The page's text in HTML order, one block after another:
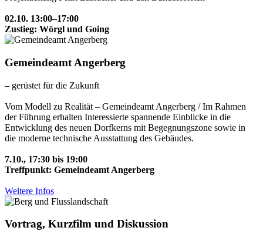
02.10. 13:00–17:00
Zustieg: Wörgl und Going
Gemeindeamt Angerberg
– gerüstet für die Zukunft
Vom Modell zu Realität – Gemeindeamt Angerberg / Im Rahmen
der Führung erhalten Interessierte spannende Einblicke in die
Entwicklung des neuen Dorfkerns mit Begegnungszone sowie in
die moderne technische Ausstattung des Gebäudes.
7.10., 17:30 bis 19:00
Treffpunkt: Gemeindeamt Angerberg
Weitere Infos
Vortrag, Kurzfilm und Diskussion